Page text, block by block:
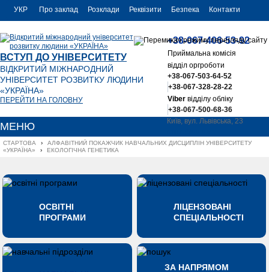
УКР
ENG
Про заклад Розклади Реквізити Безпека Контакти
ВСТУП ДО УНІВЕРСИТЕТУ
ВІДКРИТИЙ МІЖНАРОДНИЙ
УНІВЕРСИТЕТ РОЗВИТКУ ЛЮДИНИ
«УКРАЇНА»
ПЕРЕЙТИ НА ГОЛОВНУ
+38-067-406-53-92
Приймальна комісія
відділ оргроботи
+38-067-503-64-52
+38-067-328-28-22
Viberвідділу обліку
+38-067-500-68-36
Київ, вул. Львівська, 23
МЕНЮ
СТАРТОВА ›
АЛФАВІТНИЙ ПОКАЖЧИК НАВЧАЛЬНИХ ДИСЦИПЛІН УНІВЕРСИТЕТУ
«УКРАЇНА»
› ЕКОЛОГІЧНА ГЕНЕТИКА
ОСВІТНІ
ПРОГРАМИ
ЛІЦЕНЗОВАНІ
СПЕЦІАЛЬНОСТІ
ЗА НАПРЯМОМ